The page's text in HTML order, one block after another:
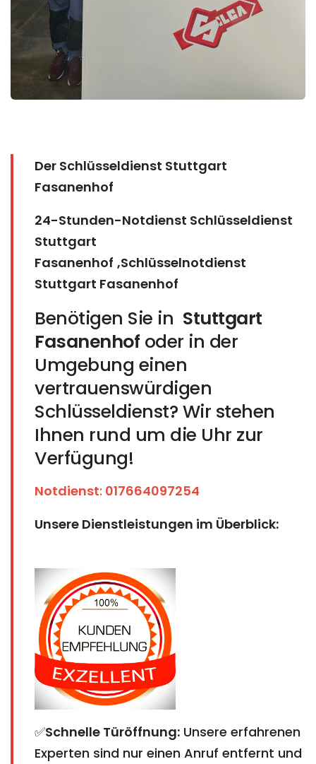
Der Schlüsseldienst Stuttgart
Fasanenhof
24-Stunden-Notdienst Schlüsseldienst
Stuttgart
Fasanenhof ,Schlüsselnotdienst
Stuttgart Fasanenhof
Benötigen Sie in Stuttgart
Fasanenhof oder in der
Umgebung einen
vertrauenswürdigen
Schlüsseldienst? Wir stehen
Ihnen rund um die Uhr zur
Verfügung!
Notdienst: 017664097254
Unsere Dienstleistungen im Überblick:
✅Schnelle Türöffnung: Unsere erfahrenen
Experten sind nur einen Anruf entfernt und